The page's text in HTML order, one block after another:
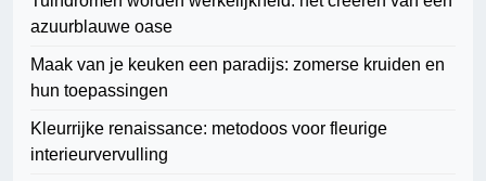
azuurblauwe oase
Maak van je keuken een paradijs: zomerse kruiden en
hun toepassingen
Kleurrijke renaissance: metodoos voor fleurige
interieurvervulling